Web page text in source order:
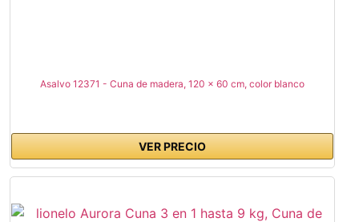
Asalvo 12371 - Cuna de madera, 120 x 60 cm, color blanco
VER PRECIO